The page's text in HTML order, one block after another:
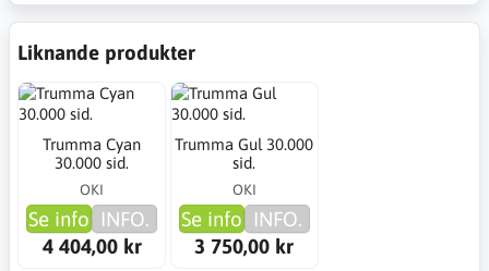
Liknande produkter
Trumma Cyan
30.000 sid.
OKI
Se info INFO.
4 404,00 kr
Trumma Gul 30.000
sid.
OKI
Se info INFO.
3 750,00 kr